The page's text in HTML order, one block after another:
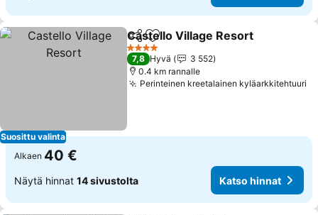
Suosittu valinta
Jaa Lisää suosikkeihin
Castello Village Resort
4 Tähtiluokitus
7,8 Hyvä
3 552
0.4 km rannalle
Perinteinen kreetalainen kyläarkkitehtuuri
Alkaen 40 €
Näytä hinnat 14 sivustolta Katso hinnat